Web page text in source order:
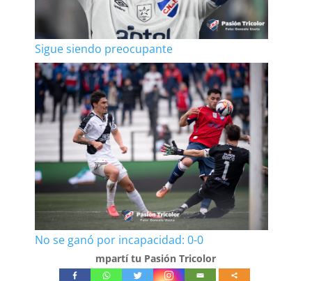
Sigue siendo preocupante
No se ganó por incapacidad: 0-0
mpartí tu Pasión Tricolor